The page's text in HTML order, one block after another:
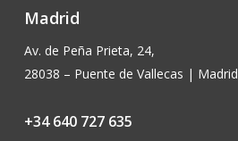
Madrid
Av. de Peña Prieta, 24,
28038 – Puente de Vallecas | Madrid
+34 640 727 635